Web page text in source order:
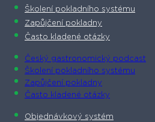
Školení pokladního systému
Zapůjčení pokladny
Často kladené otázky
Český gastronomický podcast​
Školení pokladního systému
Zapůjčení pokladny
Často kladené otázky
Objednávkový systém